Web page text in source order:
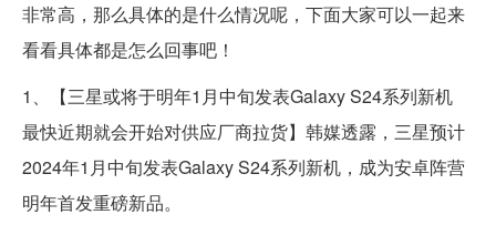
非常高，那么具体的是什么情况呢，下面大家可以一起来
看看具体都是怎么回事吧！
1、【三星或将于明年1月中旬发表Galaxy S24系列新机
最快近期就会开始对供应厂商拉货】韩媒透露，三星预计
2024年1月中旬发表Galaxy S24系列新机，成为安卓阵营
明年首发重磅新品。